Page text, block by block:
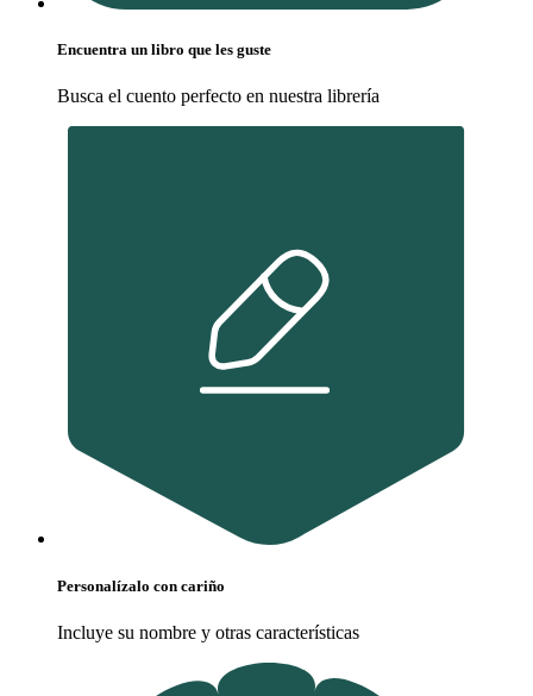
Encuentra un libro que les guste
Busca el cuento perfecto en nuestra librería
Personalízalo con cariño
Incluye su nombre y otras características